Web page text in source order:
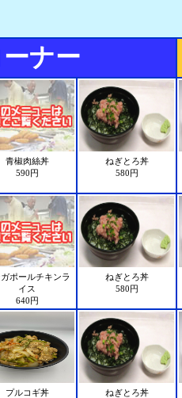
ナー
青椒肉絲丼
590円
ねぎとろ丼
580円
ポールチキンラ
イス
640円
ねぎとろ丼
580円
プルコギ丼
ねぎとろ丼